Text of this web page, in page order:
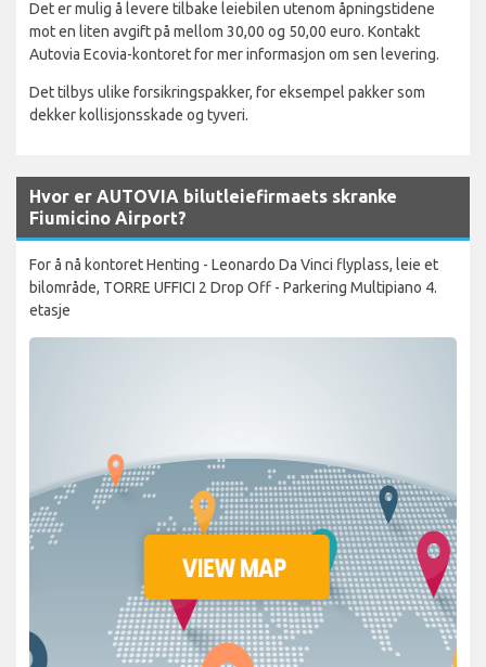
Det er mulig å levere tilbake leiebilen utenom åpningstidene
mot en liten avgift på mellom 30,00 og 50,00 euro. Kontakt
Autovia Ecovia-kontoret for mer informasjon om sen levering.
Det tilbys ulike forsikringspakker, for eksempel pakker som
dekker kollisjonsskade og tyveri.
Hvor er AUTOVIA bilutleiefirmaets skranke
Fiumicino Airport?
For å nå kontoret Henting - Leonardo Da Vinci flyplass, leie et
bilområde, TORRE UFFICI 2 Drop Off - Parkering Multipiano 4.
etasje